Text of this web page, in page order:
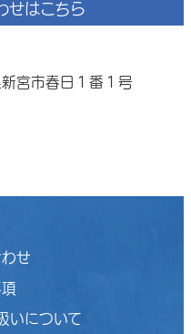
せはこちら
宮市春日１番１号
せ
いについて